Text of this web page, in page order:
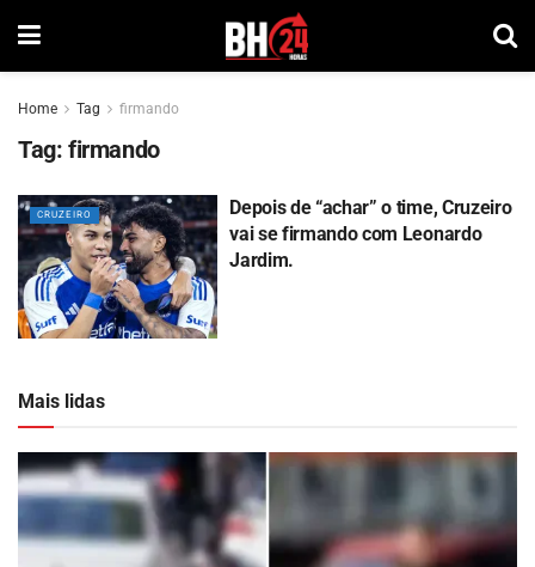
Home Tag firmando
Tag: firmando
CRUZEIRO
Depois de “achar” o time, Cruzeiro
vai se firmando com Leonardo
Jardim.
Mais lidas